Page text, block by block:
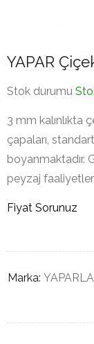
YAPAR
Stok durumu
3 mm kalınlıkta
çapaları,
boyanmaktadır.
peyzaj
Fiyat Sorunuz
Marka: